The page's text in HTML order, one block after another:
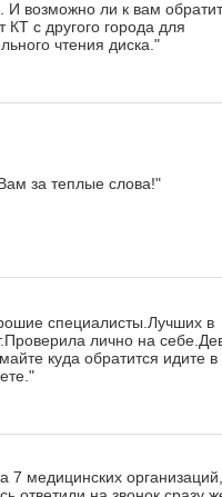
И возможно ли к вам
КТ с другого города для
чтения диска."
за теплые слова!"
специалисты.Лучших в
лично на
куда обратится идите
7 медицинских организаций,